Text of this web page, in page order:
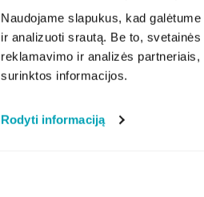
Naudojame slapukus, kad
ir analizuoti srautą. Be to,
reklamavimo ir analizės
surinktos informacijos.
Rodyti informaciją